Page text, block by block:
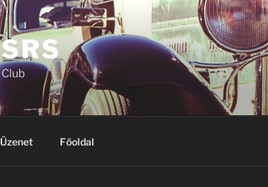
SRS
Club
Üzenet Főoldal